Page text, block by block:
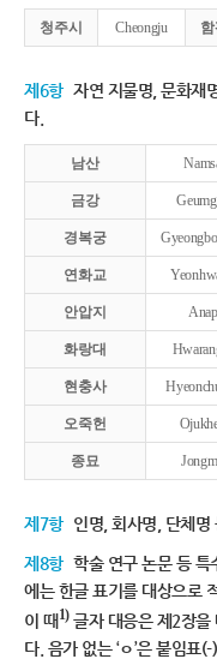
청주시 Cheongju
제6항 자연 지물명, 문화재
다.
남산
금강
경복궁
연화교
안압지
화랑대
현충사
오죽헌
종묘
제7항 인명, 회사명, 단체명
제8항 학술 연구 논문 등 특
에는 한글 표기를 대상으로
이 때1)글자 대응은 제2장을
다. 음가 없는 ‘ㅇ’은 붙임표